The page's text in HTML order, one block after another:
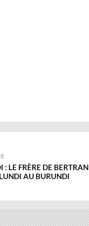
LE FRÈRE DE
AU BURUNDI